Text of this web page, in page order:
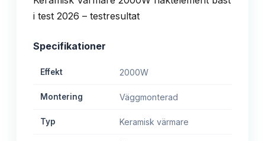
Specifikationer
Effekt 2000W
Montering Väggmonterad
Typ Keramisk värmare